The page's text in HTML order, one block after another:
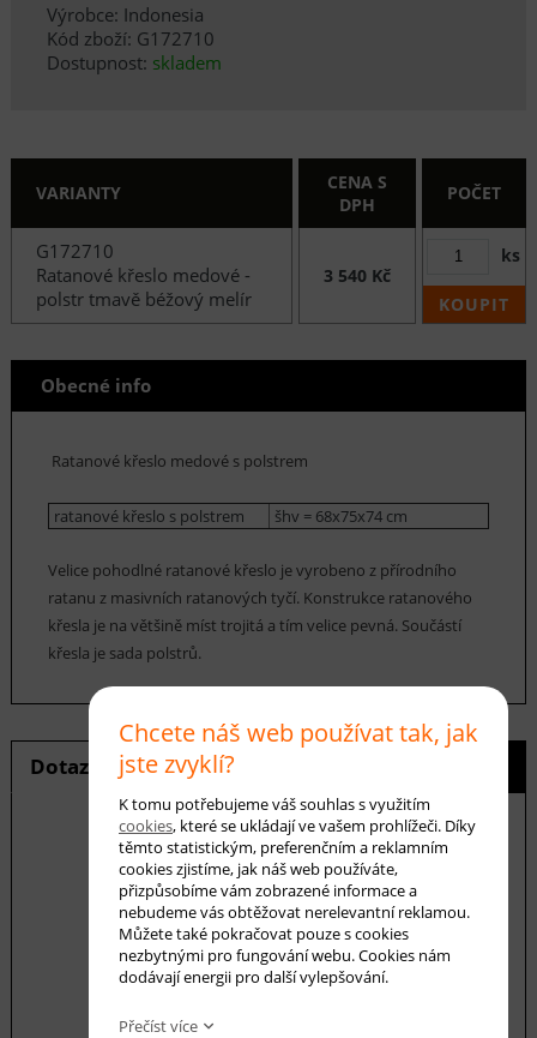
Výrobce: Indonesia
Kód zboží: G172710
Dostupnost: skladem
VARIANTY
CENA S
DPH
POČET
G172710
Ratanové křeslo medové -
polstr tmavě béžový melír
3 540 Kč
ks
KOUPIT
Obecné info
Ratanové křeslo medové s polstrem
ratanové křeslo s polstrem šhv = 68x75x74 cm
Velice pohodlné ratanové křeslo je vyrobeno z přírodního
ratanu z masivních ratanových tyčí. Konstrukce ratanového
křesla je na většině míst trojitá a tím velice pevná. Součástí
křesla je sada polstrů.
Dotaz na produkt
E-mail *
Váš dotaz
Chcete náš web používat tak, jak
jste zvyklí?
K tomu potřebujeme váš souhlas s využitím
cookies, které se ukládají ve vašem prohlížeči. Díky
těmto statistickým, preferenčním a reklamním
cookies zjistíme, jak náš web používáte,
přizpůsobíme vám zobrazené informace a
nebudeme vás obtěžovat nerelevantní reklamou.
Můžete také pokračovat pouze s cookies
nezbytnými pro fungování webu. Cookies nám
dodávají energii pro další vylepšování.
Přečíst více